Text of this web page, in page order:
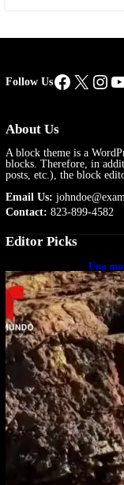
Follow Us X
About Us
A block theme is a
blocks. Therefore, in
posts, etc.), the block
Email Us:
Contact: 823-899-4582
Editor Picks
Una
cuerpo